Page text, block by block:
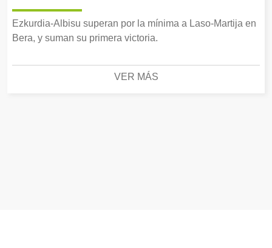
Ezkurdia-Albisu superan por la mínima a Laso-Martija en
Bera, y suman su primera victoria.
VER MÁS